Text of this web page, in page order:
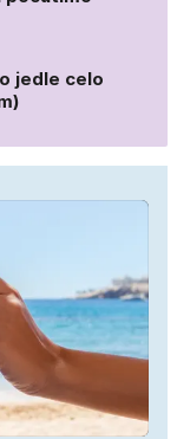
jedle celo